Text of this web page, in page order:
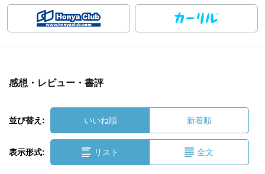
感想・レビュー・書評
並び替え: いいね順 新着順
表示形式: リスト 全文